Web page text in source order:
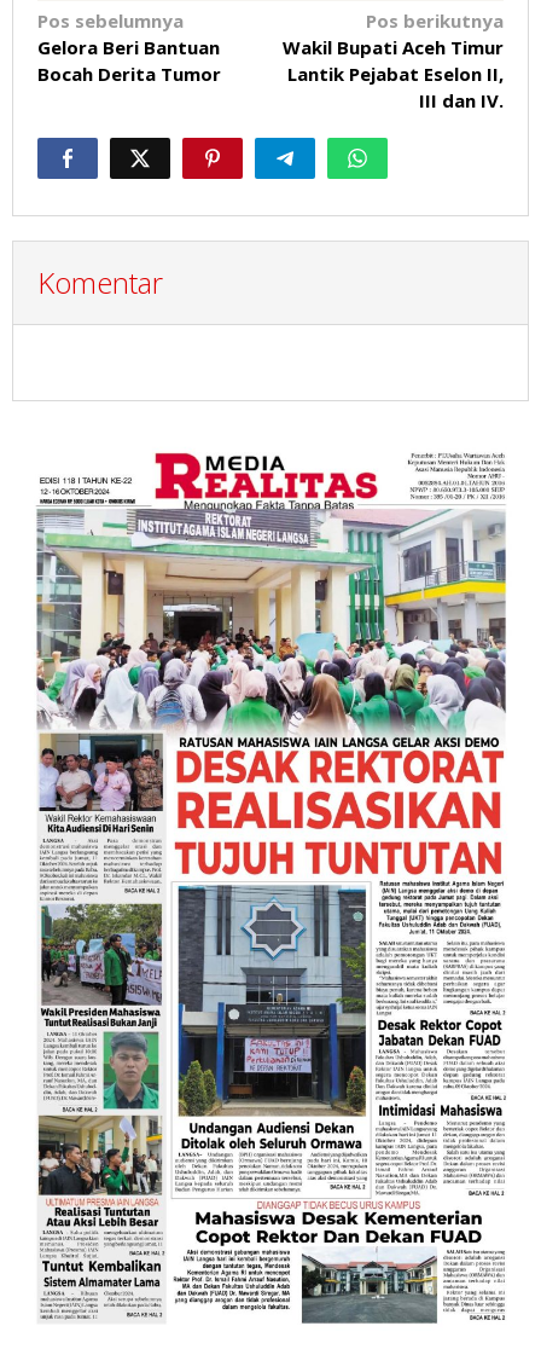
Navigasi
pos
Pos sebelumnya
Gelora Beri Bantuan
Bocah Derita Tumor
Pos berikutnya
Wakil Bupati Aceh Timur
Lantik Pejabat Eselon II,
III dan IV.
Komentar